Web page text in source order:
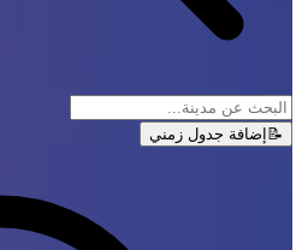
📝 إضافة جدول زمني